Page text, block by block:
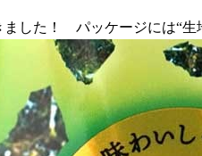
した！ パッケージには“生